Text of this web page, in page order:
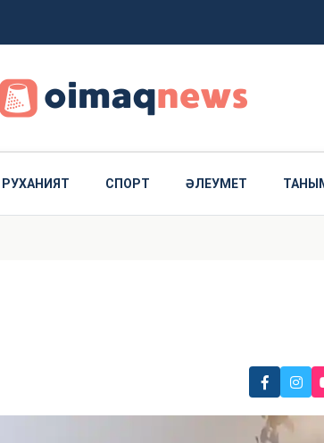
РУХАНИЯТ СПОРТ ӘЛЕУМЕТ